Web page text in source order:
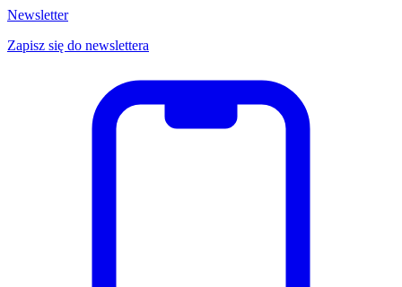
Newsletter
Zapisz się do newslettera